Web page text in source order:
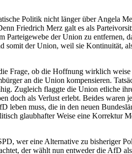
Politik nicht länger über Angela
Friedrich Merz galt es als
der Union zu entfernen,
somit der Union, weil sie Kontinuität,
Frage, ob die Hoffnung wirklich
an die Union kompensieren.
Zugleich flaggte die Union etliche
doch als Verlust erlebt. Beides waren
muss, die in den neuen
glaubhafter Weise eine Korrektur
wer eine Alternative zu bisheriger
der wählt nun entweder die AfD